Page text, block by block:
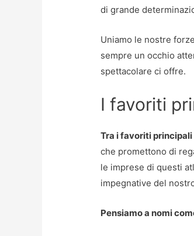
di grande
Uniamo le nostre
sempre un occhio
spettacolare ci offre.
I favoriti
Tra i favoriti principali
che promettono di
le imprese di questi
impegnative del
Pensiamo a nomi